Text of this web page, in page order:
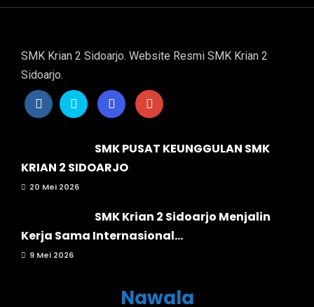
SMK Krian 2 Sidoarjo. Website Resmi SMK Krian 2
Sidoarjo.
SMK PUSAT KEUNGGULAN SMK
KRIAN 2 SIDOARJO
20 Mei 2026
SMK Krian 2 Sidoarjo Menjalin
Kerja Sama Internasional...
9 Mei 2026
Nawala